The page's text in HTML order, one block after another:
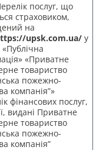
послуг, що
страховиком,
на
upsk.com.ua/ у
«Публічна
«Приватне
товариство
пожежно-
компанія”»
фінансових послуг,
видані Приватне
товариство
пожежно-
компанія”